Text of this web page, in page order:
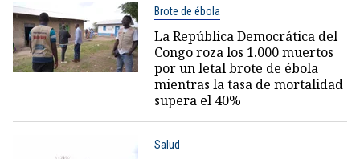
Brote de ébola
La República Democrática del
Congo roza los 1.000 muertos
por un letal brote de ébola
mientras la tasa de mortalidad
supera el 40%
Salud